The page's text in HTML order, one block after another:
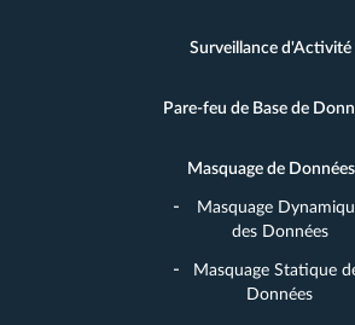
Surveillance d'Activité
Pare-feu de Base de
Masquage de Données
Masquage
des Données
Masquage Statique
Données